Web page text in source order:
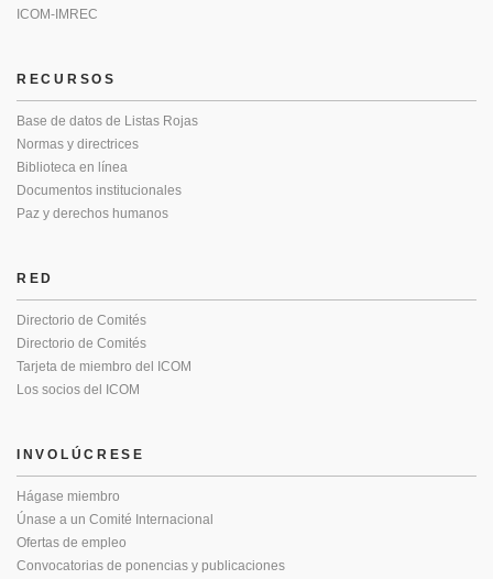
ICOM-IMREC
RECURSOS
Base de datos de Listas Rojas
Normas y directrices
Biblioteca en línea
Documentos institucionales
Paz y derechos humanos
RED
Directorio de Comités
Directorio de Comités
Tarjeta de miembro del ICOM
Los socios del ICOM
INVOLÚCRESE
Hágase miembro
Únase a un Comité Internacional
Ofertas de empleo
Convocatorias de ponencias y publicaciones